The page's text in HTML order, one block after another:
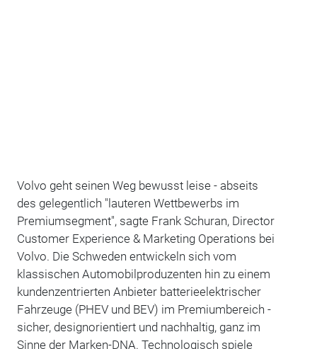
Volvo geht seinen Weg bewusst leise - abseits
des gelegentlich "lauteren Wettbewerbs im
Premiumsegment", sagte Frank Schuran, Director
Customer Experience & Marketing Operations bei
Volvo. Die Schweden entwickeln sich vom
klassischen Automobilproduzenten hin zu einem
kundenzentrierten Anbieter batterieelektrischer
Fahrzeuge (PHEV und BEV) im Premiumbereich -
sicher, designorientiert und nachhaltig, ganz im
Sinne der Marken-DNA. Technologisch spiele